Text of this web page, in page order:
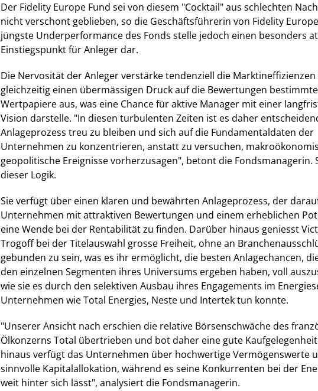
Der Fidelity Europe Fund sei von diesem "Cocktail" aus schlechten
nicht verschont geblieben, so die Geschäftsführerin von Fidelity
jüngste Underperformance des Fonds stelle jedoch einen besonders
Einstiegspunkt für Anleger dar.
Die Nervosität der Anleger verstärke tendenziell die
gleichzeitig einen übermässigen Druck auf die Bewertungen
Wertpapiere aus, was eine Chance für aktive Manager mit einer
Vision darstelle. "In diesen turbulenten Zeiten ist es daher
Anlageprozess treu zu bleiben und sich auf die Fundamentaldaten der
Unternehmen zu konzentrieren, anstatt zu versuchen,
geopolitische Ereignisse vorherzusagen", betont die Fondsmanagerin.
dieser Logik.
Sie verfügt über einen klaren und bewährten Anlageprozess, der
Unternehmen mit attraktiven Bewertungen und einem erheblichen
eine Wende bei der Rentabilität zu finden. Darüber hinaus geniesst
Trogoff bei der Titelauswahl grosse Freiheit, ohne an
gebunden zu sein, was es ihr ermöglicht, die besten Anlagechancen,
den einzelnen Segmenten ihres Universums ergeben haben, voll
wie sie es durch den selektiven Ausbau ihres Engagements im
Unternehmen wie Total Energies, Neste und Intertek tun konnte.
"Unserer Ansicht nach erschien die relative Börsenschwäche des
Ölkonzerns Total übertrieben und bot daher eine gute
hinaus verfügt das Unternehmen über hochwertige Vermögenswerte
sinnvolle Kapitalallokation, während es seine Konkurrenten bei der
weit hinter sich lässt", analysiert die Fondsmanagerin.